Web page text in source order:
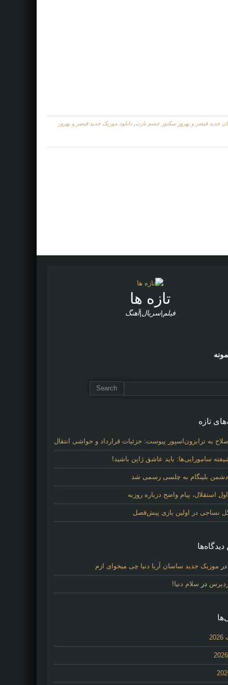
جديد قیصر و بهروز سکتور چشم نازت دانلود موزیک جديد قیصر و بهروز
تازه ها
فیلم|سریال|آهنگ
تازه
به ترابزون‌اسپور پیوست: جزئیات قرارداد و حواشی انتقال
سامورایی‌ها: باید عاشق ژاپن باشید!
دشمن بلینگام به چلسی رسمی شد
استقلال، پیام واضح درباره روزبه
نساجی در اولین بازی پیش‌فصل
موزیک جدید ساسان آریا دنیا چی میخوای ازم
در سلام دنیا!